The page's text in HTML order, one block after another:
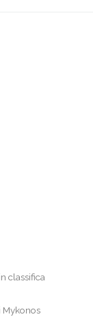
classifica
Mykonos